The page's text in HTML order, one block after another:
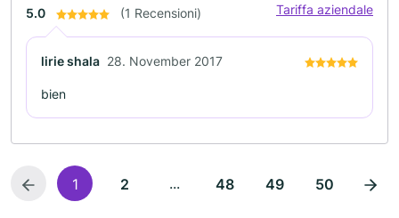
5.0 (1 Recensioni) Tariffa aziendale
lirie shala 28. November 2017
bien
1 2 ... 48 49 50